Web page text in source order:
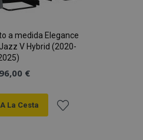
a medida Elegance
V Hybrid (2020-
€
La Cesta